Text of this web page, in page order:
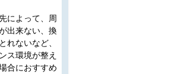
によって、周
出来ない、換
れないなど、
ス環境が整え
合におすすめ